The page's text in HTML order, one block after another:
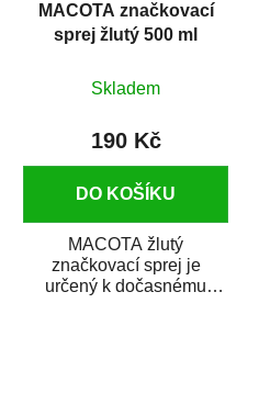
MACOTA značkovací
sprej žlutý 500 ml
Skladem
190 Kč
DO KOŠÍKU
MACOTA žlutý
značkovací sprej je
určený k dočasnému